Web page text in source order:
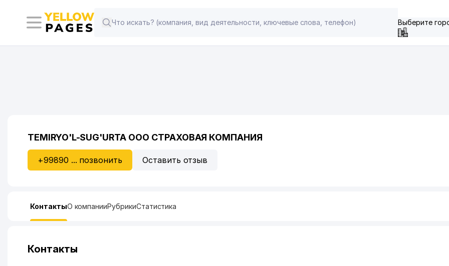
Выберите
TEMIRYO'L-SUG'URTA ООО СТРАХОВАЯ КОМПАНИЯ
+99890 ... позвонить Оставить отзыв
КонтактыО компанииРубрикиСтатистика
Контакты